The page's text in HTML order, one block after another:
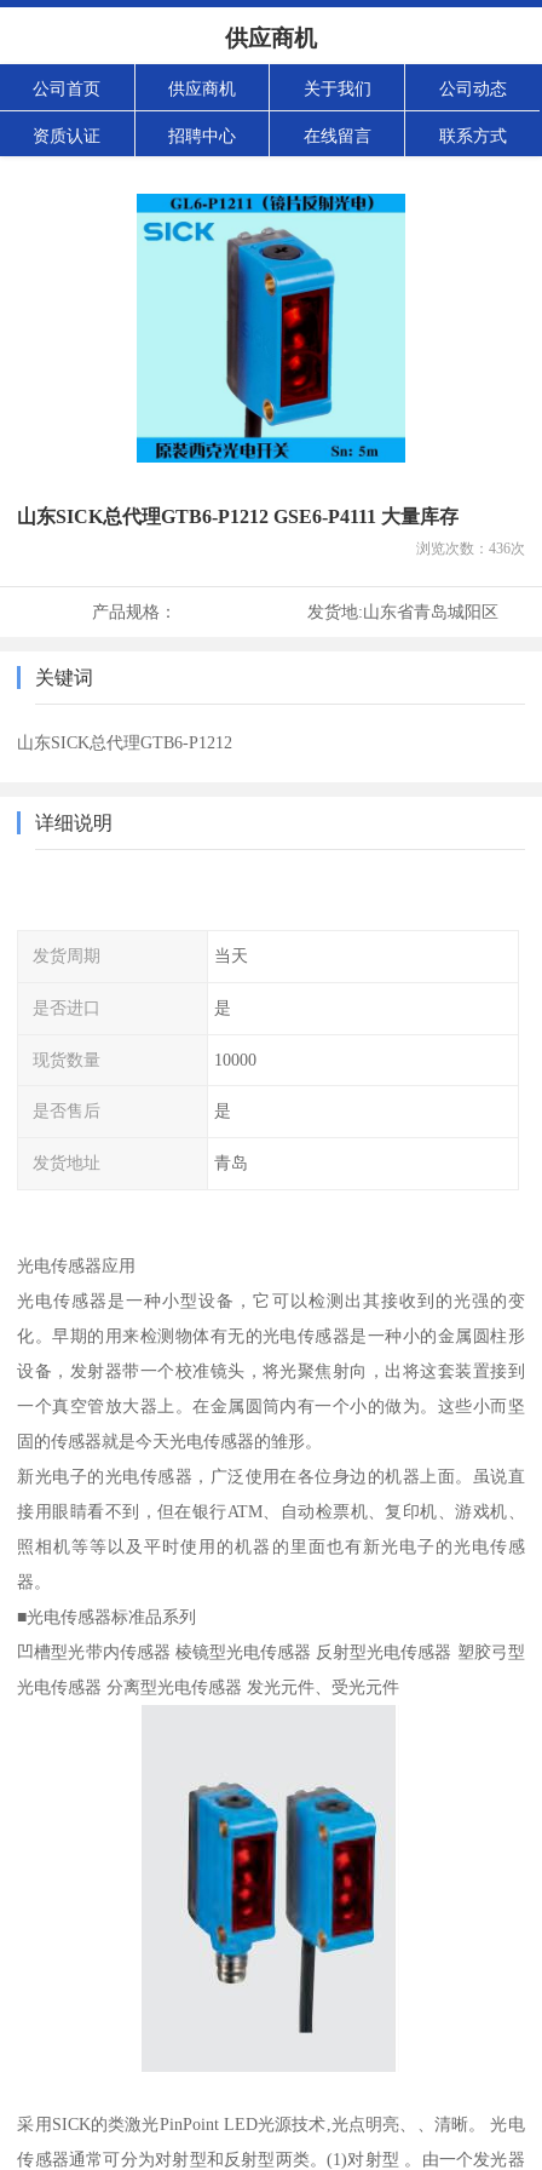
供应商机
公司首页 供应商机 关于我们 公司动态
资质认证 招聘中心 在线留言 联系方式
山东SICK总代理GTB6-P1212 GSE6-P4111 大量库存
浏览次数： 436次
产品规格： 发货地:山东省青岛城阳区
关键词
山东SICK总代理GTB6-P1212
详细说明
发货周期 当天
是否进口 是
现货数量 10000
是否售后 是
发货地址 青岛
光电传感器应用
光电传感器是一种小型设备，它可以检测出其接收到的光强的变
化。早期的用来检测物体有无的光电传感器是一种小的金属圆柱形
设备，发射器带一个校准镜头，将光聚焦射向，出将这套装置接到
一个真空管放大器上。在金属圆筒内有一个小的做为。这些小而坚
固的传感器就是今天光电传感器的雏形。
新光电子的光电传感器，广泛使用在各位身边的机器上面。虽说直
接用眼睛看不到，但在银行ATM、自动检票机、复印机、游戏机、
照相机等等以及平时使用的机器的里面也有新光电子的光电传感
器。
■光电传感器标准品系列
凹槽型光带内传感器 棱镜型光电传感器 反射型光电传感器 塑胶弓型
光电传感器 分离型光电传感器 发光元件、受光元件
采用SICK的类激光PinPoint LED光源技术,光点明亮、、清晰。 光电
传感器通常可分为对射型和反射型两类。(1)对射型 。由一个发光器